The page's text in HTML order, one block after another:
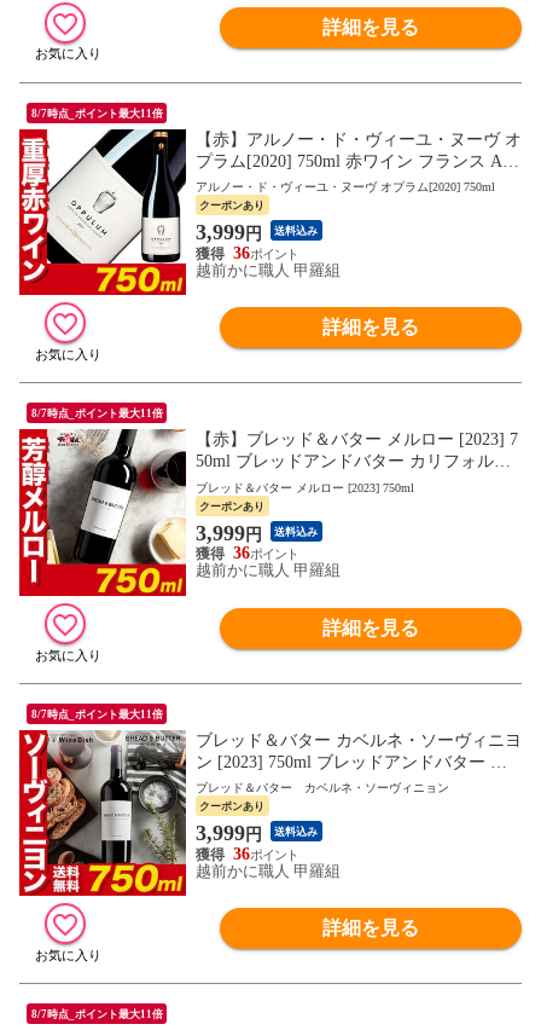
詳細を見る
8/7時点_ポイント最大11倍
【赤】アルノー・ド・ヴィーユ・ヌーヴ オ
プラム[2020] 750ml 赤ワイン フランス AO
P コート・デュ・ローヌ・ルーション ヴィ
ラージュ フルボディ シラー グルナッシュ
アルノー・ド・ヴィーユ・ヌーヴ オプラム[2020] 750ml
クーポンあり
3,999円 送料込み
36
越前かに職人 甲羅組
詳細を見る
8/7時点_ポイント最大11倍
【赤】ブレッド＆バター メルロー [2023] 7
50ml ブレッドアンドバター カリフォルニ
ア 赤ワイン フルボディ Bread&Butter Merlo
t 750ml bread & butter お中元 お祝い プレゼ
ント
ブレッド＆バター メルロー [2023] 750ml
クーポンあり
3,999円 送料込み
36
越前かに職人 甲羅組
詳細を見る
8/7時点_ポイント最大11倍
ブレッド＆バター カベルネ・ソーヴィニヨ
ン [2023] 750ml ブレッドアンドバター カ
リフォルニア 赤ワイン フルボディ Bread&
Butter Cabernet Sauvignon 750ml bread & butt
er お祝い プレゼント
ブレッド＆バター カベルネ・ソーヴィニョン
クーポンあり
3,999円 送料込み
36
越前かに職人 甲羅組
詳細を見る
8/7時点_ポイント最大11倍